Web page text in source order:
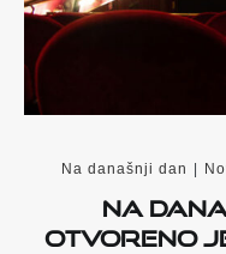
Na današnji dan
Na
otvoreno